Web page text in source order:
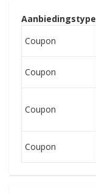
Aanbiedingstype
Coupon
Coupon
Coupon
Coupon